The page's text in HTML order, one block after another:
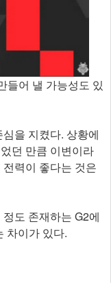
들어 낼 가능성도 있
을 지켰다. 상황에
던 만큼 이변이라
력이 좋다는 것은
도 존재하는 G2에
차이가 있다.